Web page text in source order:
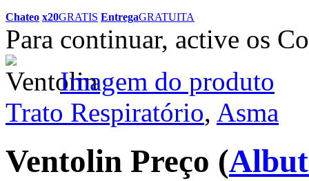
Chateo x20GRATIS EntregaGRATUITA
Para continuar, active os
Imagem do produto
Trato Respiratório, Asma
Ventolin Preço (